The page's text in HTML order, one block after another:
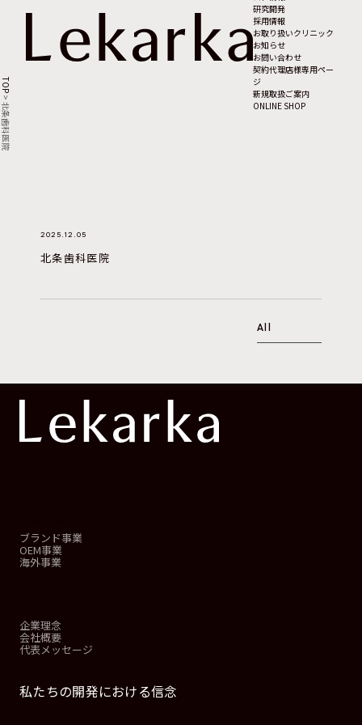
研究開発
採用情報
お取り扱いクリニック
お知らせ
お問い合わせ
契約代理店様専用ペー
ジ
新規取扱ご案内
ONLINE SHOP
TOP
>
北条歯科医院
2025.12.05
北条歯科医院
All
ブランド事業
OEM事業
海外事業
企業理念
会社概要
代表メッセージ
私たちの開発における信念